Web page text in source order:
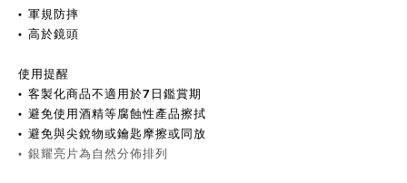
• 軍規防摔
• 高於鏡頭
使用提醒
• 客製化商品不適用於7日鑑賞期
• 避免使用酒精等腐蝕性產品擦拭
• 避免與尖銳物或鑰匙摩擦或同放
• 銀耀亮片為自然分佈排列